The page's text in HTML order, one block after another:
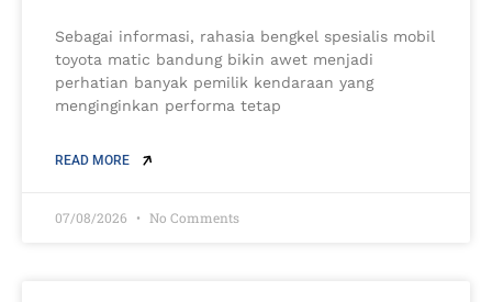
Sebagai informasi, rahasia bengkel spesialis mobil
toyota matic bandung bikin awet menjadi
perhatian banyak pemilik kendaraan yang
menginginkan performa tetap
READ MORE
07/08/2026 No Comments